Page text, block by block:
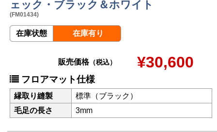
ェック・ブラック＆ホワイト
(FM01434)
在庫状態 在庫有り
販売価格（税込） ¥30,600
フロアマット仕様
縁取り縫製
標準（ブラック）
毛足の長さ
3mm